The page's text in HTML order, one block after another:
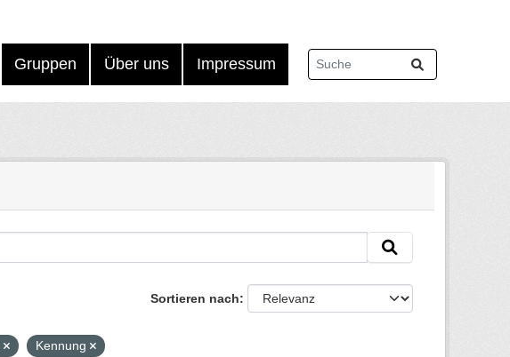
Gruppen Über uns Impressum
Sortieren nach
Kennung